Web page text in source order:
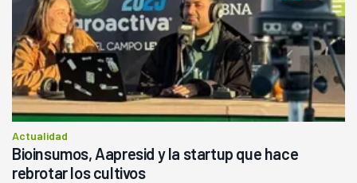
Actualidad
Bioinsumos, Aapresid y la startup que hace
rebrotar los cultivos